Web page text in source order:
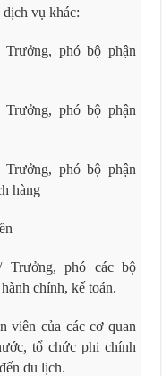
vụ khác:
phó bộ phận
phó bộ phận
phó bộ phận
hàng
Trưởng, phó các bộ
chính, kế toán.
viên của các cơ quan
tổ chức phi chính
du lịch.